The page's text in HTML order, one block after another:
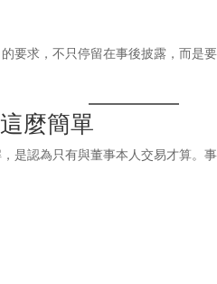
的要求，不只停留在事後披露，而是
麼簡單
是認為只有與董事本人交易才算。